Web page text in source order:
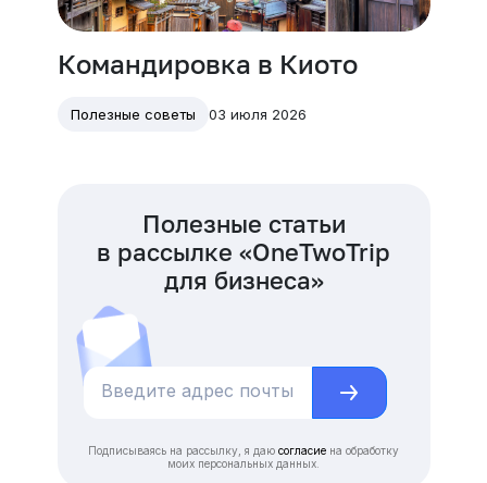
Командировка в Киото
Полезные советы 03 июля 2026
Полезные статьи
в рассылке «OneTwoTrip
для бизнеса»
Подписываясь на рассылку, я даю согласие на обработку
моих персональных данных.